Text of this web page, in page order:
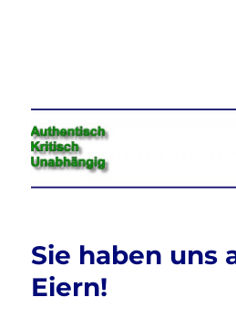
Jeder hat das
Meinung in Wort,
frei zu äußern
Sie haben uns
Eiern!